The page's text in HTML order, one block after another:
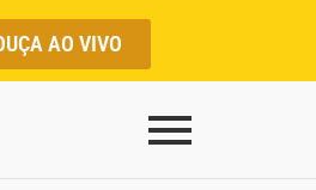
AO VIVO